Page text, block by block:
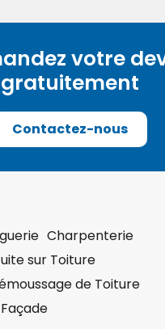
votre
gratuitement
Contactez-nous
Charpenterie
sur Toiture
de Toiture